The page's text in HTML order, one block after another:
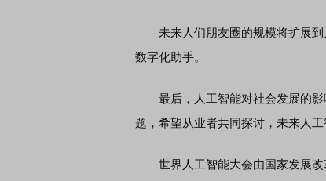
未来人们朋友圈的规模将扩展到
数字化助手。
最后，人工智能对社会发展的影
题，希望从业者共同探讨，未来人
世界人工智能大会由国家发展改